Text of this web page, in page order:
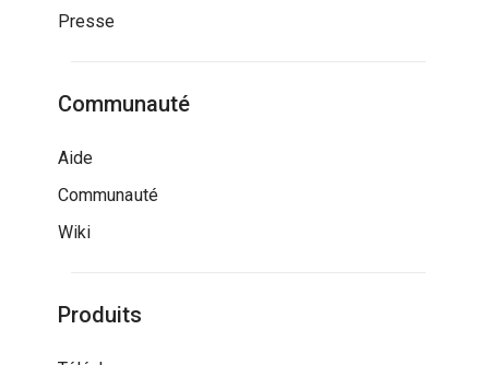
Presse
Communauté
Aide
Communauté
Wiki
Produits